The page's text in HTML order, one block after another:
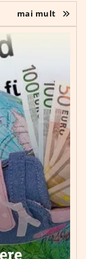
mai mult